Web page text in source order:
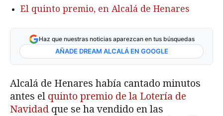
El quinto premio, en Alcalá de Henares
Haz que nuestras noticias aparezcan en tus búsquedas
AÑADE DREAM ALCALÁ EN GOOGLE
Alcalá de Henares había cantado minutos
antes el quinto premio de la Lotería de
Navidad que se ha vendido en las